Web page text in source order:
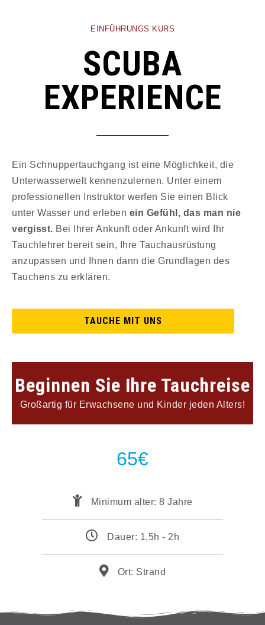
EINFÜHRUNGS KURS
SCUBA
EXPERIENCE
Ein Schnuppertauchgang ist eine Möglichkeit, die
Unterwasserwelt kennenzulernen. Unter einem
professionellen Instruktor werfen Sie einen Blick
unter Wasser und erleben ein Gefühl, das man nie
vergisst. Bei Ihrer Ankunft oder Ankunft wird Ihr
Tauchlehrer bereit sein, Ihre Tauchausrüstung
anzupassen und Ihnen dann die Grundlagen des
Tauchens zu erklären.
TAUCHE MIT UNS
Beginnen Sie Ihre Tauchreise
Großartig für Erwachsene und Kinder jeden Alters!
65€
Minimum alter: 8 Jahre
Dauer: 1,5h - 2h
Ort: Strand